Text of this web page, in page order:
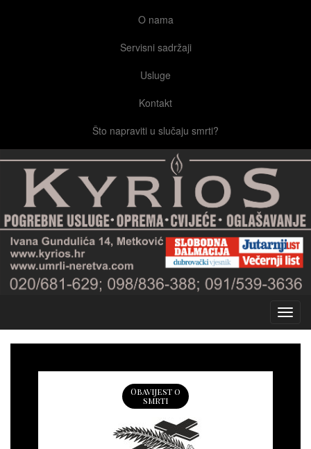
O nama
Servisni sadržaji
Usluge
Kontakt
Što napraviti u slučaju smrti?
Obavijest o
smrti